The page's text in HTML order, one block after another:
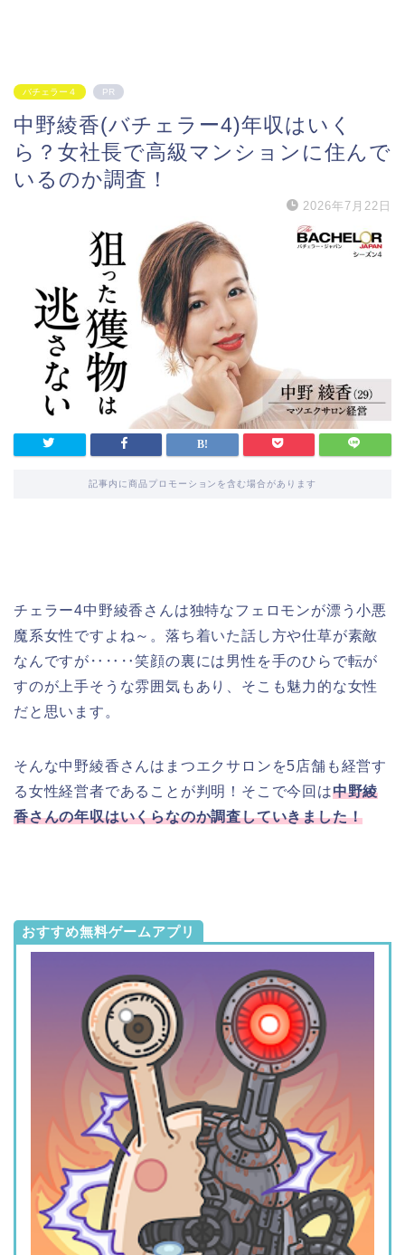
バチェラー４ PR
中野綾香(バチェラー4)年収はいく
ら？女社長で高級マンションに住んで
いるのか調査！
2026年7月22日
記事内に商品プロモーションを含む場合があります
チェラー4中野綾香さんは独特なフェロモンが漂う小悪
魔系女性ですよね～。落ち着いた話し方や仕草が素敵
なんですが‥‥‥笑顔の裏には男性を手のひらで転が
すのが上手そうな雰囲気もあり、そこも魅力的な女性
だと思います。
そんな中野綾香さんはまつエクサロンを5店舗も経営す
る女性経営者であることが判明！そこで今回は中野綾
香さんの年収はいくらなのか調査していきました！
おすすめ無料ゲームアプリ